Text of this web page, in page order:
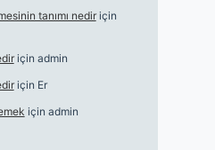
tanımı nediriçin
için admin
için Er
için admin